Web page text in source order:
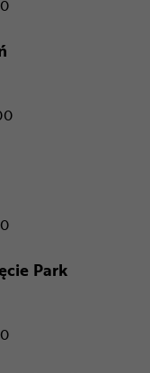
- Solvay Park
- M1 Poznań
Park
- CH Okęcie